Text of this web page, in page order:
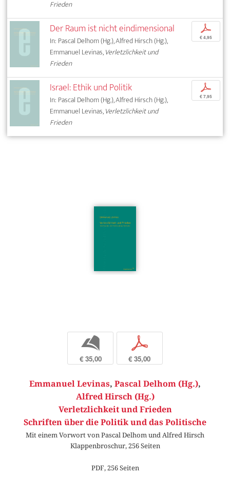
Frieden
Der Raum ist nicht eindimensional
In: Pascal Delhom (Hg.), Alfred Hirsch (Hg.),
Emmanuel Levinas,Verletzlichkeit und
Frieden
p
€ 4,95
Israel: Ethik und Politik
In: Pascal Delhom (Hg.), Alfred Hirsch (Hg.),
Emmanuel Levinas,Verletzlichkeit und
Frieden
p
€ 7,95
b
€ 35,00
p
€ 35,00
Emmanuel Levinas, Pascal Delhom (Hg.),
Alfred Hirsch (Hg.)
Verletzlichkeit und Frieden
Schriften über die Politik und das Politische
Mit einem Vorwort von Pascal Delhom und Alfred Hirsch
Klappenbroschur, 256 Seiten
PDF, 256 Seiten